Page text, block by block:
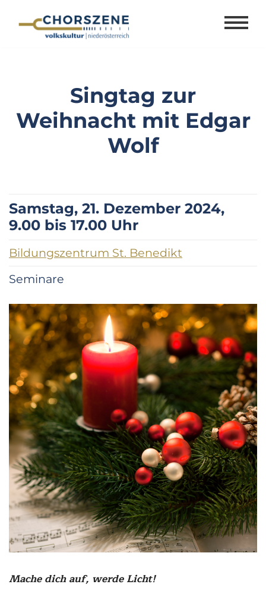
Singtag zur
Weihnacht mit Edgar
Wolf
Samstag, 21. Dezember 2024,
9.00 bis 17.00 Uhr
Bildungszentrum St. Benedikt
Seminare
Mache dich auf, werde Licht!